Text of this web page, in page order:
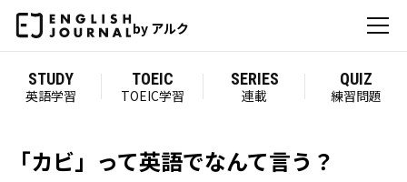
by アルク
STUDY
英語学習
TOEIC
TOEIC学習
SERIES
連載
QUIZ
練習問題
「カビ」って英語でなんて言う？